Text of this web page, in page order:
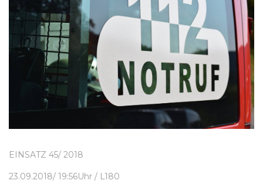
EINSATZ 45/ 2018
23.09.2018/ 19:56Uhr / L180